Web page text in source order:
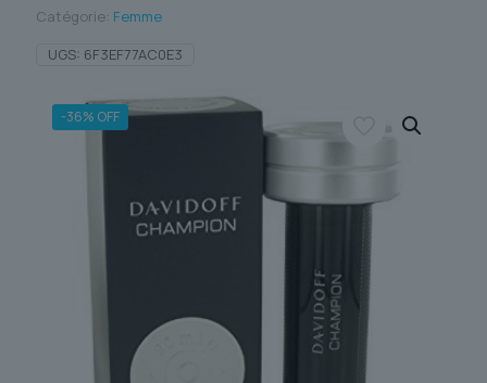
-36% OFF
Catégorie: Femme
UGS: 6F3EF77AC0E3